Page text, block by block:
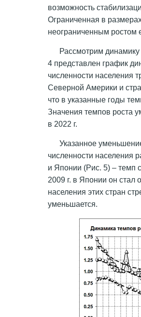
возможность
Ограниченная в
неограниченным ростом
Рассмотрим
4 представлен график
численности населения
Северной Америки и
что в указанные годы
Значения темпов роста
в 2022 г.
Указанное
численности
и Японии (Рис. 5) – темп
2009 г. в Японии он стал
населения этих стран
уменьшается.